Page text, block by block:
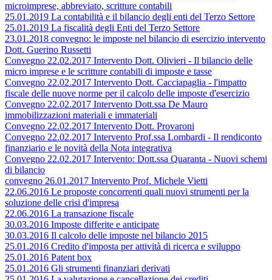
microimprese, abbreviato, scritture contabili
25.01.2019 La contabilità e il bilancio degli enti del Terzo Settore
25.01.2019 La fiscalità degli Enti del Terzo Settore
23.01.2018 convegno: le imposte nel bilancio di esercizio intervento
Dott. Guerino Russetti
Convegno 22.02.2017 Intervento Dott. Olivieri - Il bilancio delle
micro imprese e le scritture contabili di imposte e tasse
Convegno 22.02.2017 Intervento Dott. Cacciapaglia - l'impatto
fiscale delle nuove norme per il calcolo delle imposte d'esercizio
Convegno 22.02.2017 Intervento Dott.ssa De Mauro
immobilizzazioni materiali e immateriali
Convegno 22.02.2017 Intervento Dott. Provaroni
Convegno 22.02.2017 Intervento Prof.ssa Lombardi - Il rendiconto
finanziario e le novità della Nota integrativa
Convegno 22.02.2017 Intervento: Dott.ssa Quaranta - Nuovi schemi
di bilancio
convegno 26.01.2017 Intervento Prof. Michele Vietti
22.06.2016 Le proposte concorrenti quali nuovi strumenti per la
soluzione delle crisi d'impresa
22.06.2016 La transazione fiscale
30.03.2016 Imposte differite e anticipate
30.03.2016 Il calcolo delle imposte nel bilancio 2015
25.01.2016 Credito d'imposta per attività di ricerca e sviluppo
25.01.2016 Patent box
25.01.2016 Gli strumenti finanziari derivati